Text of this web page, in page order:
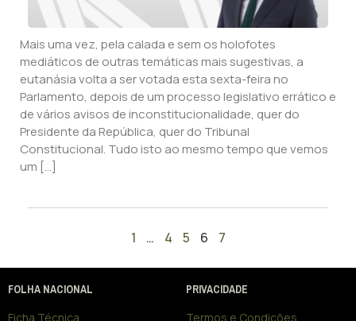
Mais uma vez, pela calada e sem os holofotes
mediáticos de outras temáticas mais sugestivas, a
eutanásia volta a ser votada esta sexta-feira no
Parlamento, depois de um processo legislativo errático e
de vários avisos de inconstitucionalidade, quer do
Presidente da República, quer do Tribunal
Constitucional. Tudo isto ao mesmo tempo que vemos
um […]
1 … 4 5 6 7
FOLHA NACIONAL
Ficha Técnica
PRIVACIDADE
Termos e Condições